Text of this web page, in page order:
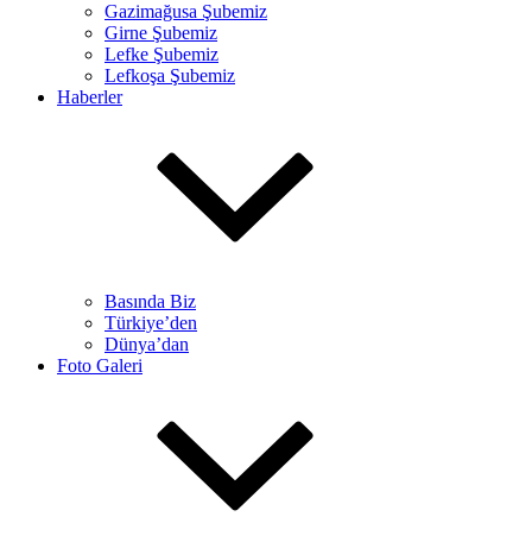
Gazimağusa Şubemiz
Girne Şubemiz
Lefke Şubemiz
Lefkoşa Şubemiz
Haberler
Basında Biz
Türkiye’den
Dünya’dan
Foto Galeri